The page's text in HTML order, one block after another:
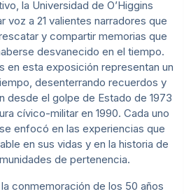
la Universidad de O’Higgins
voz a 21 valientes narradores que
y compartir memorias que
desvanecido en el tiempo.
en esta exposición representan un
desenterrando recuerdos y
desde el golpe de Estado de 1973
cívico-militar en 1990. Cada uno
enfocó en las experiencias que
en sus vidas y en la historia de
de pertenencia.
conmemoración de los 50 años